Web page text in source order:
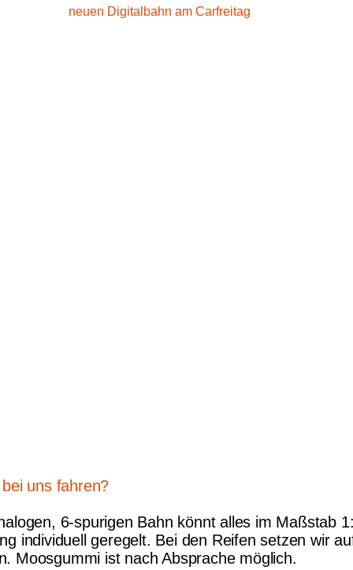
neuen Digitalbahn am Carfreitag
uns fahren?
6-spurigen Bahn könnt alles im Maßstab
individuell geregelt. Bei den Reifen setzen wir
Moosgummi ist nach Absprache möglich.